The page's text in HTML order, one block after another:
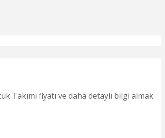
fiyatı ve daha detaylı bilgi almak